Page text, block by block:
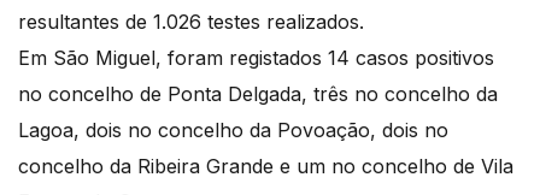
resultantes de 1.026 testes realizados.
Em São Miguel, foram registados 14 casos positivos
no concelho de Ponta Delgada, três no concelho da
Lagoa, dois no concelho da Povoação, dois no
concelho da Ribeira Grande e um no concelho de Vila